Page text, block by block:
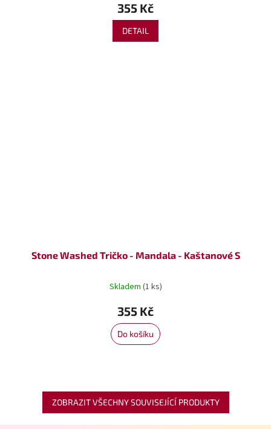
355 Kč
DETAIL
Stone Washed Tričko - Mandala - Kaštanové S
Skladem (1 ks)
355 Kč
Do košíku
ZOBRAZIT VŠECHNY SOUVISEJÍCÍ PRODUKTY